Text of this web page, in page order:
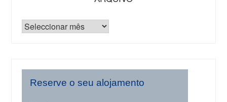
Reserve o seu alojamento